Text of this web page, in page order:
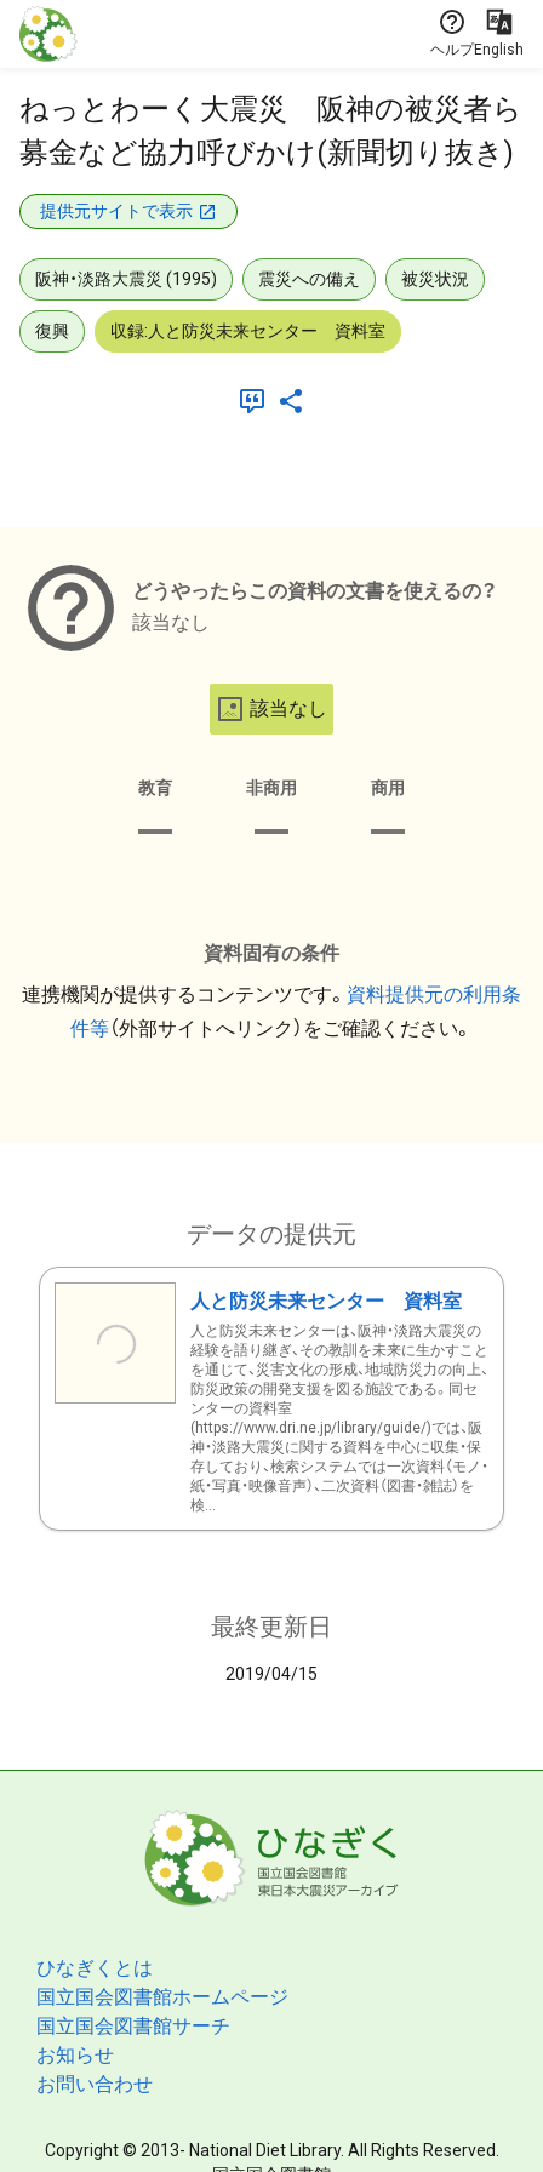
本文に飛ぶ
ヘルプEnglish
ねっとわーく大震災 阪神の被災者ら
募金など協力呼びかけ(新聞切り抜き)
提供元サイトで表示
阪神・淡路大震災 (1995) 震災への備え 被災状況
復興 収録:人と防災未来センター 資料室
どうやったらこの資料の文書を使えるの？
該当なし
該当なし
教育 非商用 商用
資料固有の条件
連携機関が提供するコンテンツです。 資料提供元の利用条
件等（外部サイトへリンク）をご確認ください。
データの提供元
人と防災未来センター 資料室
人と防災未来センターは、阪神・淡路大震災の
経験を語り継ぎ、その教訓を未来に生かすこと
を通じて、災害文化の形成、地域防災力の向上、
防災政策の開発支援を図る施設である。同セ
ンターの資料室
(https://www.dri.ne.jp/library/guide/)では、阪
神・淡路大震災に関する資料を中心に収集・保
存しており、検索システムでは一次資料（モノ・
紙・写真・映像音声）、二次資料（図書・雑誌）を
検...
最終更新日
2019/04/15
ひなぎくとは
国立国会図書館ホームページ
国立国会図書館サーチ
お知らせ
お問い合わせ
Copyright © 2013- National Diet Library. All Rights Reserved.